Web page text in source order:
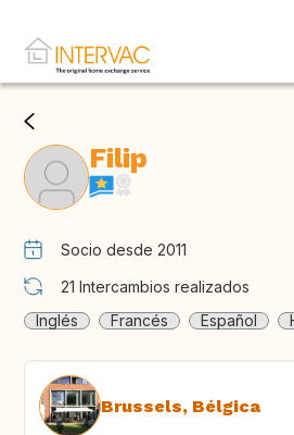
Filip
Socio desde 2011
21 Intercambios realizados
Inglés
Francés Español
Brussels, Bélgica